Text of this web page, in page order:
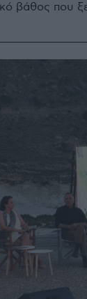
βάθος που